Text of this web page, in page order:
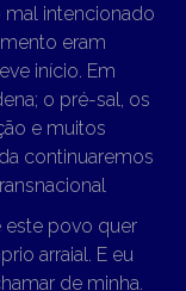
intencionado
eram
início. Em
o pré-sal, os
e muitos
continuaremos
este povo quer
arraial. E eu
de minha.